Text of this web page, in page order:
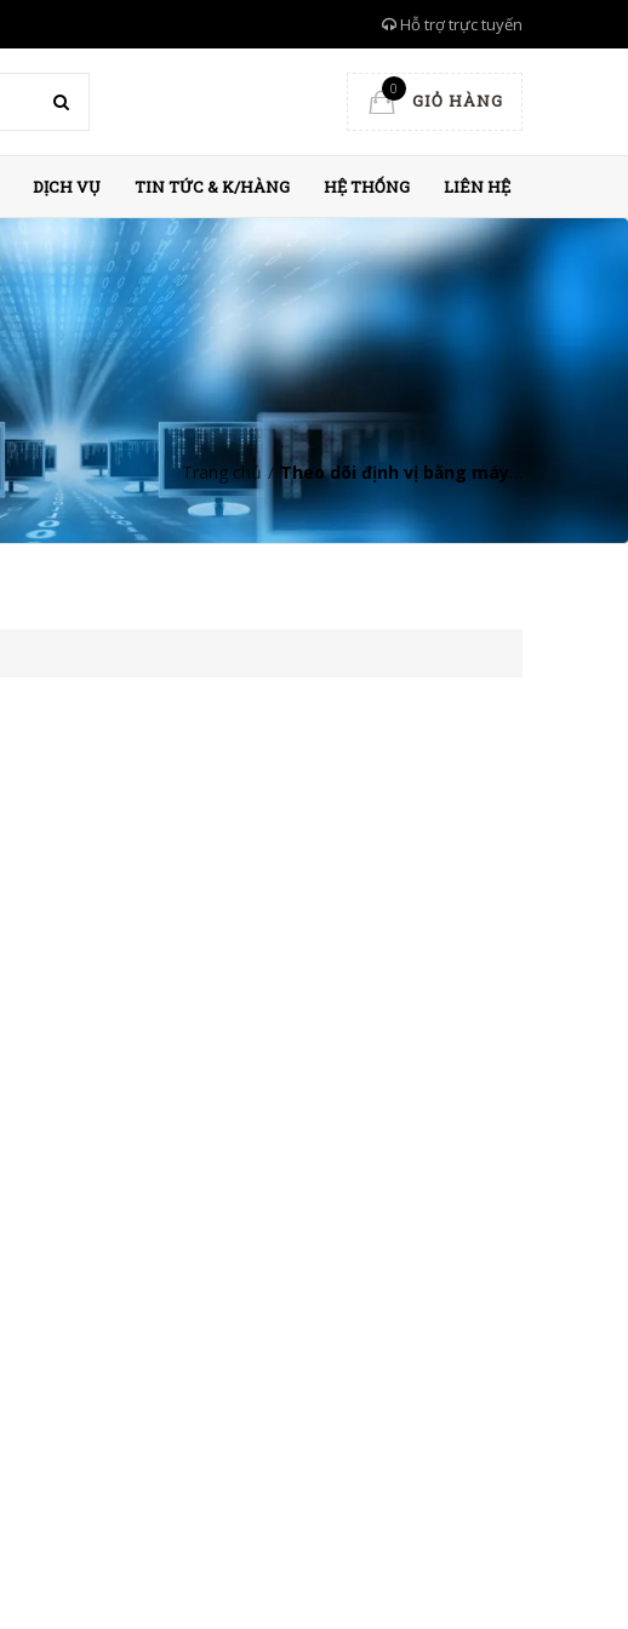
Hỗ trợ trực tuyến
0
GIỎ HÀNG
DỊCH VỤ TIN TỨC & K/HÀNG HỆ THỐNG LIÊN HỆ
Trang chủ / Theo dõi định vị bằng máy tính